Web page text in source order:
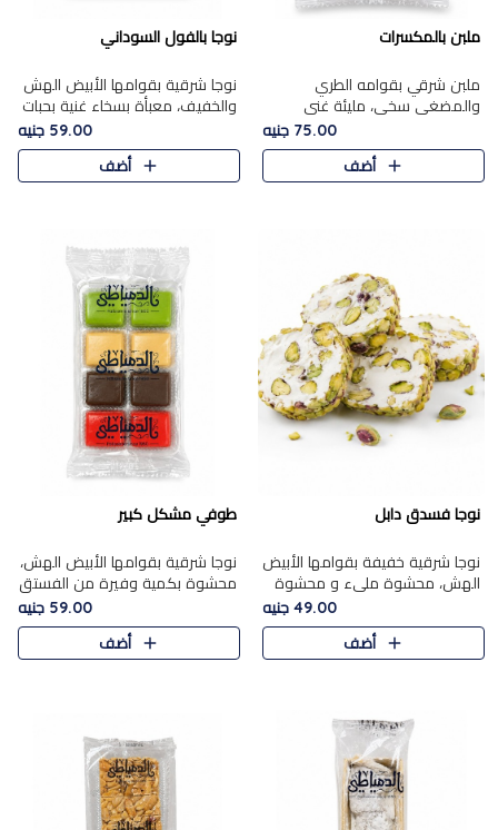
ملبن بالمكسرات
ملبن شرقي بقوامه الطري
والمضغي سخي، مليئة غني
بتشكيلة فاخرة من المكسرات
مشكلة المختارة التي تقدم تضيف
قرمشة مميزة مرضية ونكهة
75.00 جنيه
أضف
نوجا بالفول السوداني
نوجا شرقية بقوامها الأبيض الهش
والخفيف، معبأة بسخاء غنية بحبات
الفول السوداني المحمص التي
يقدم تضيف قرمشة مميزة مرضية
وتوازنًا رائعًا مع حلا..
59.00 جنيه
أضف
نوجا فسدق دابل
نوجا شرقية خفيفة بقوامها الأبيض
الهش، محشوة مليء و محشوة
بـكمية وفيرة من الفستق الفاخر
لتمنحك نكهة مكسرات غنية
وقرمشة مميزة في كل قطعة و
49.00 جنيه
أضف
طوفي مشكل كبير
نوجا شرقية بقوامها الأبيض الهش،
محشوة بكمية وفيرة من الفستق
الفاخر لتمنحك نكهة غنية وقرمشة
مميزة في كل قطعة، لتجربة تجمع
بين الفخامة والمذاق..
59.00 جنيه
أضف